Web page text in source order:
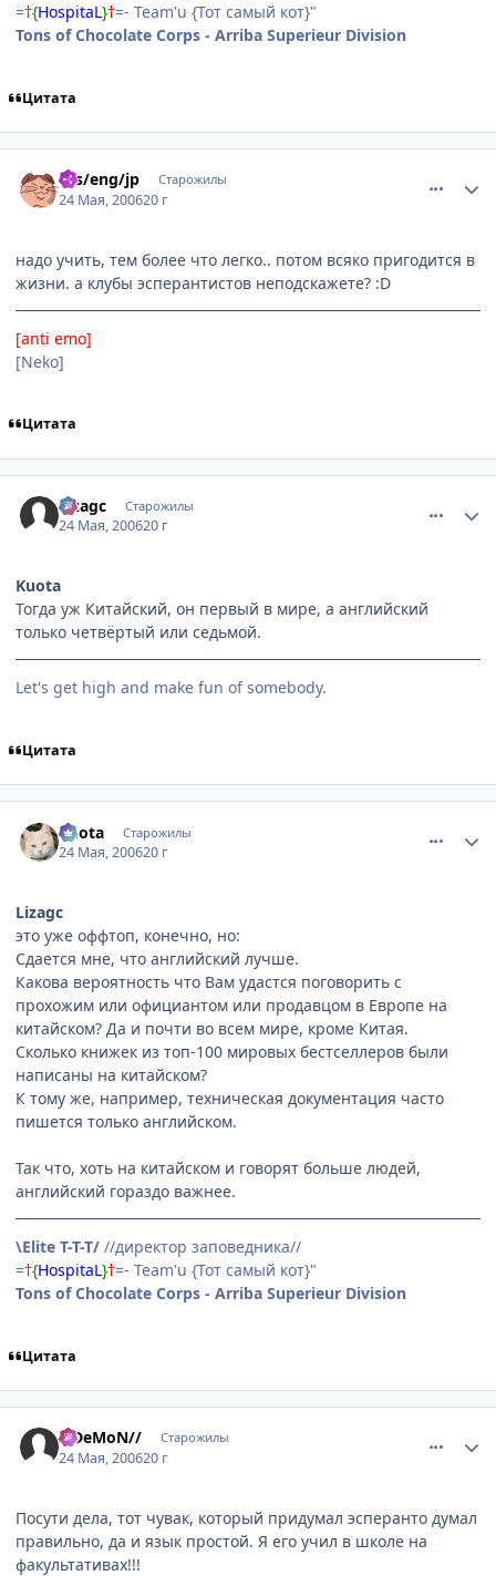
=†{HospitaL}†=- Team'u {Тот самый кот}"
Tons of Chocolate Corps - Arriba Superieur Division
Цитата
rus/eng/jp Старожилы
24 Мая, 200620 г
надо учить, тем более что легко.. потом всяко пригодится в
жизни. а клубы эсперантистов неподскажете? :D
[anti emo]
[Neko]
Цитата
Lizagc Старожилы
24 Мая, 200620 г
Kuota
Тогда уж Китайский, он первый в мире, а английский
только четвёртый или седьмой.
Let's get high and make fun of somebody.
Цитата
Kuota Старожилы
24 Мая, 200620 г
Lizagc
это уже оффтоп, конечно, но:
Сдается мне, что английский лучше.
Какова вероятность что Вам удастся поговорить с
прохожим или официантом или продавцом в Европе на
китайском? Да и почти во всем мире, кроме Китая.
Сколько книжек из топ-100 мировых бестселлеров были
написаны на китайском?
К тому же, например, техническая документация часто
пишется только английском.
Так что, хоть на китайском и говорят больше людей,
английский гораздо важнее.
\Elite T-T-T/ //директор заповедника//
=†{HospitaL}†=- Team'u {Тот самый кот}"
Tons of Chocolate Corps - Arriba Superieur Division
Цитата
//DeMoN// Старожилы
24 Мая, 200620 г
Посути дела, тот чувак, который придумал эсперанто думал
правильно, да и язык простой. Я его учил в школе на
факультативах!!!